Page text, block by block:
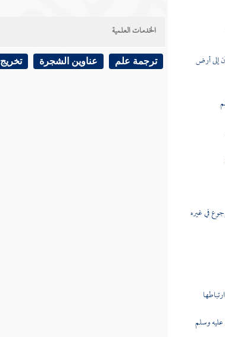
إلى أرض
في غيره
وسلم
الخدمات العلمية
ترجمة علم عناوين الشجرة